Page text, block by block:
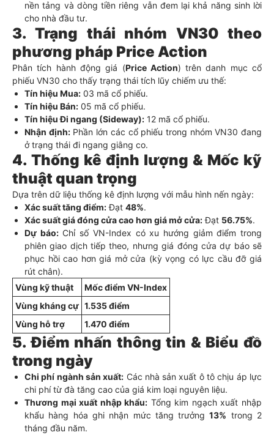
nền tảng và dòng tiền riêng vẫn đem lại khả năng sinh lời
cho nhà đầu tư.
3. Trạng thái nhóm VN30 theo
phương pháp Price Action
Phân tích hành động giá (Price Action) trên danh mục cổ
phiếu VN30 cho thấy trạng thái tích lũy chiếm ưu thế:
Tín hiệu Mua: 03 mã cổ phiếu.
Tín hiệu Bán: 05 mã cổ phiếu.
Tín hiệu Đi ngang (Sideway): 12 mã cổ phiếu.
Nhận định:Phần lớn các cổ phiếu trong nhóm VN30 đang
ở trạng thái đi ngang giằng co.
4. Thống kê định lượng & Mốc kỹ
thuật quan trọng
Dựa trên dữ liệu thống kê định lượng với mẫu hình nến ngày:
Xác suất tăng điểm:Đạt 48%.
Xác suất giá đóng cửa cao hơn giá mở cửa:Đạt 56.75%.
Dự báo:Chỉ số VN-Index có xu hướng giảm điểm trong
phiên giao dịch tiếp theo, nhưng giá đóng cửa dự báo sẽ
phục hồi cao hơn giá mở cửa (kỳ vọng có lực cầu đỡ giá
rút chân).
Vùng kỹ thuật
Mốc điểm VN-Index
Vùng kháng cự 1.535 điểm
Vùng hỗ trợ
1.470 điểm
5. Điểm nhấn thông tin & Biểu đồ
trong ngày
Chi phí ngành sản xuất: Các nhà sản xuất ô tô chịu áp lực
chi phí từ đà tăng cao của giá kim loại nguyên liệu.
Thương mại xuất nhập khẩu: Tổng kim ngạch xuất nhập
khẩu hàng hóa ghi nhận mức tăng trưởng13% trong 2
tháng đầu năm.